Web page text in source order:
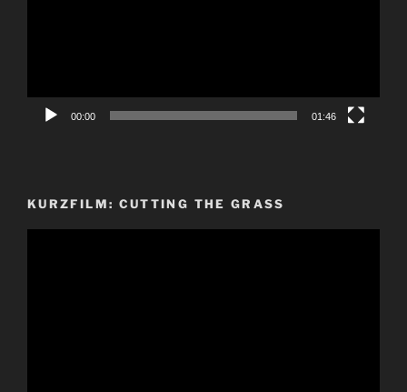
00:00 01:46
KURZFILM: CUTTING THE GRASS